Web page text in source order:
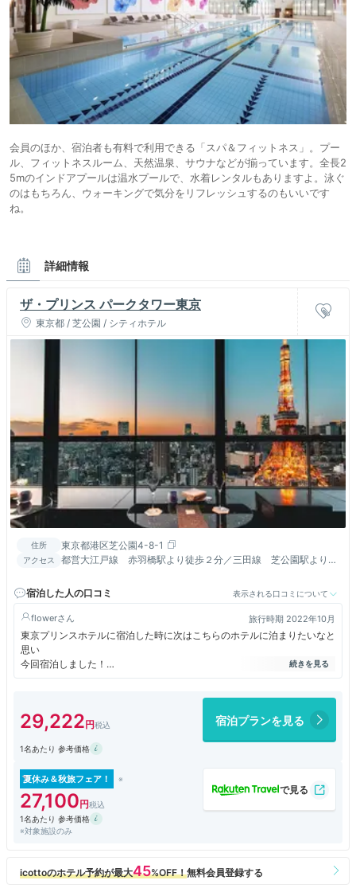
会員のほか、宿泊者も有料で利用できる「スパ＆フィットネス」。プー
ル、フィットネスルーム、天然温泉、サウナなどが揃っています。全長2
5mのインドアプールは温水プールで、水着レンタルもありますよ。泳ぐ
のはもちろん、ウォーキングで気分をリフレッシュするのもいいです
ね。
詳細情報
ザ・プリンス パークタワー東京
東京都 / 芝公園 / シティホテル
住所 東京都港区芝公園4-8-1
アクセス
都営大江戸線 赤羽橋駅より徒歩２分／三田線 芝公園駅より徒
宿泊した人の口コミ
表示される口コミについて
flower 旅行時期 2022年10月
東京プリンスホテルに宿泊した時に次はこちらのホテルに泊まりたいなと
思い
今回宿泊しました！
ソファーに座るとタワーが見えるので、ただただ眺めて休養出来ました！
朝食ブッフェは東京プリンスと同じような内容ですが３３階からの眺めが
空港からのバス便が再開するといいですね。
また泊まりたいホテルです！
29,222 宿泊プランを見る
1名あたり 参考価格
夏休み＆秋旅フェア！
27,100
1名あたり 参考価格
※対象施設のみ